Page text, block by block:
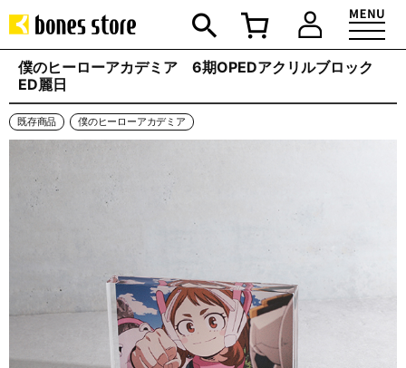
僕のヒーローアカデミア 6期OPEDアクリルブロック
ED麗日
既存商品 僕のヒーローアカデミア